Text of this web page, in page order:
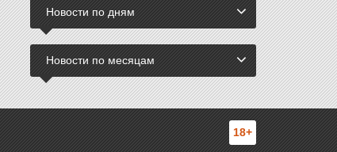
Новости по дням
Новости по месяцам
18+